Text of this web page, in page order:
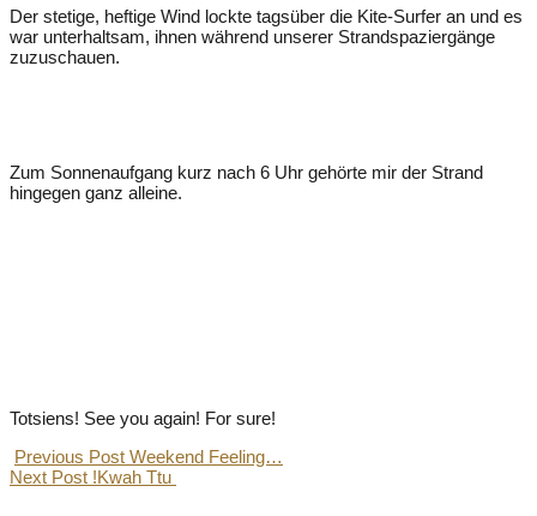
Der stetige, heftige Wind lockte tagsüber die Kite-Surfer an und es
war unterhaltsam, ihnen während unserer Strandspaziergänge
zuzuschauen.
Zum Sonnenaufgang kurz nach 6 Uhr gehörte mir der Strand
hingegen ganz alleine.
Totsiens! See you again! For sure!
Previous Post Weekend Feeling…
Next Post !Kwah Ttu